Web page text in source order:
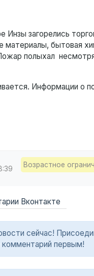
Инзы загорелись
бытовая
полыхал
Информации о
Возрастное
Вконтакте
сейчас!
первым!